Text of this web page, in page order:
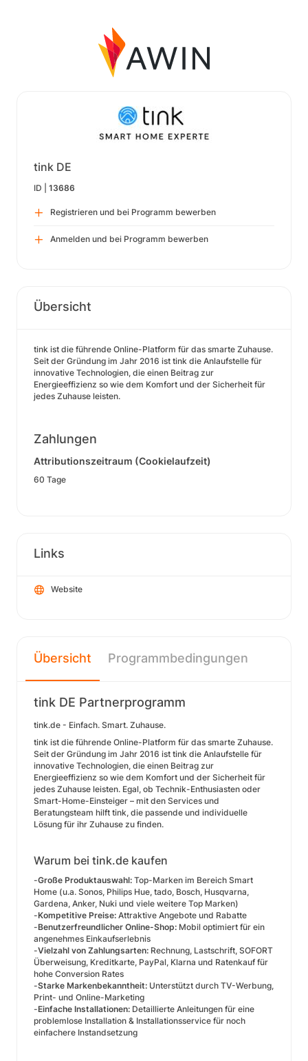
tink DE
ID | 13686
Registrieren und bei Programm bewerben
Anmelden und bei Programm bewerben
Übersicht
tink ist die führende Online-Platform für das smarte Zuhause.
Seit der Gründung im Jahr 2016 ist tink die Anlaufstelle für
innovative Technologien, die einen Beitrag zur
Energieeffizienz so wie dem Komfort und der Sicherheit für
jedes Zuhause leisten.
Zahlungen
Attributionszeitraum (Cookielaufzeit)
60 Tage
Links
Website
Übersicht Programmbedingungen
tink DE Partnerprogramm
tink.de - Einfach. Smart. Zuhause.
tink ist die führende Online-Platform für das smarte Zuhause.
Seit der Gründung im Jahr 2016 ist tink die Anlaufstelle für
innovative Technologien, die einen Beitrag zur
Energieeffizienz so wie dem Komfort und der Sicherheit für
jedes Zuhause leisten. Egal, ob Technik-Enthusiasten oder
Smart-Home-Einsteiger – mit den Services und
Beratungsteam hilft tink, die passende und individuelle
Lösung für ihr Zuhause zu finden.
Warum bei tink.de kaufen
-Große Produktauswahl: Top-Marken im Bereich Smart
Home (u.a. Sonos, Philips Hue, tado, Bosch, Husqvarna,
Gardena, Anker, Nuki und viele weitere Top Marken)
-Kompetitive Preise: Attraktive Angebote und Rabatte
-Benutzerfreundlicher Online-Shop: Mobil optimiert für ein
angenehmes Einkaufserlebnis
-Vielzahl von Zahlungsarten: Rechnung, Lastschrift, SOFORT
Überweisung, Kreditkarte, PayPal, Klarna und Ratenkauf für
hohe Conversion Rates
-Starke Markenbekanntheit: Unterstützt durch TV-Werbung,
Print- und Online-Marketing
-Einfache Installationen: Detaillierte Anleitungen für eine
problemlose Installation & Installationsservice für noch
einfachere Instandsetzung